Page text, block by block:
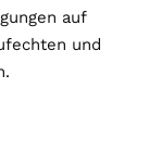
auf
und